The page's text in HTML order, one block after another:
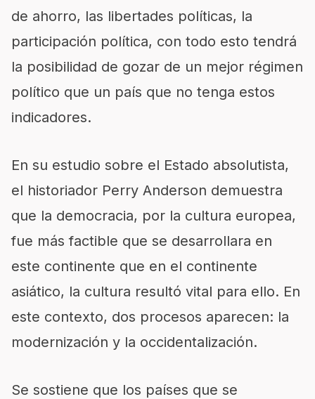
de ahorro, las libertades políticas, la
participación política, con todo esto tendrá
la posibilidad de gozar de un mejor régimen
político que un país que no tenga estos
indicadores.
En su estudio sobre el Estado absolutista,
el historiador Perry Anderson demuestra
que la democracia, por la cultura europea,
fue más factible que se desarrollara en
este continente que en el continente
asiático, la cultura resultó vital para ello. En
este contexto, dos procesos aparecen: la
modernización y la occidentalización.
Se sostiene que los países que se